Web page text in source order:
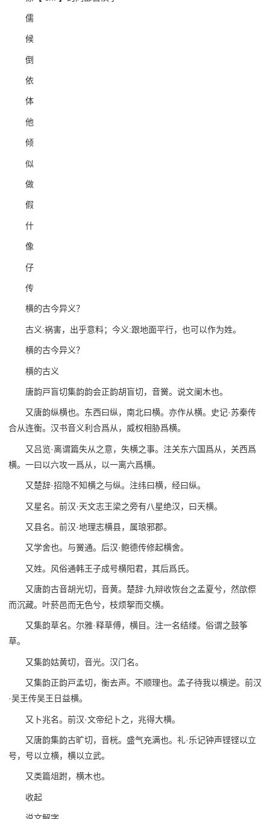
儒
候
倒
依
体
他
倾
似
做
假
什
像
仔
传
横的古今异义？
古义:祸害，出乎意料；今义:跟地面平行，也可以作为姓。
横的古今异义？
横的古义
唐韵戸盲切集韵韵会正韵胡盲切，音黉。说文阑木也。
又唐韵纵横也。东西曰纵，南北曰横。亦作从横。史记·苏秦传
合从连衡。汉书音义利合爲从，威权相胁爲横。
又吕览·离谓篇失从之意，失横之事。注关东六国爲从，关西爲
横。一曰以六攻一爲从，以一离六爲横。
又楚辞·招隐不知横之与纵。注纬曰横，经曰纵。
又星名。前汉·天文志王梁之旁有八星绝汉，曰天横。
又县名。前汉·地理志横县，属琅邪郡。
又学舍也。与黉通。后汉·鲍德传修起横舍。
又姓。风俗通韩王子成号横阳君，其后爲氏。
又唐韵古音胡光切，音黄。楚辞·九辩收恢台之孟夏兮，然欿傺
而沉藏。叶菸邑而无色兮，枝烦挐而交横。
又集韵草名。尔雅·释草傅，横目。注一名结缕。俗谓之鼓筝
草。
又集韵姑黄切，音光。汉门名。
又集韵正韵戸孟切，衡去声。不顺理也。孟子待我以横逆。前汉
·吴王传吴王日益横。
又卜兆名。前汉·文帝纪卜之，兆得大横。
又唐韵集韵古旷切，音桄。盛气充满也。礼·乐记钟声铿铿以立
号，号以立横，横以立武。
又类篇俎跗，横木也。
收起